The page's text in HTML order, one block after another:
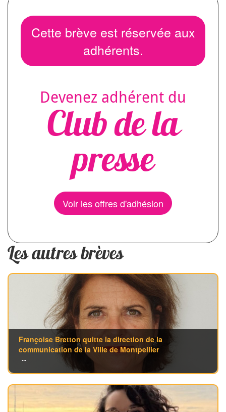
Cette brève est réservée aux
adhérents.
Devenez adhérent du
Club de la
presse
Voir les offres d'adhésion
Les autres brèves
Françoise Bretton quitte la direction de la
communication de la Ville de Montpellier
...